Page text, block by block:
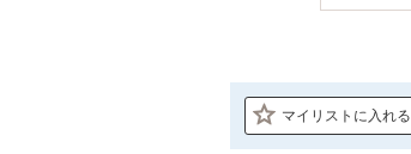
マイリストに入れる